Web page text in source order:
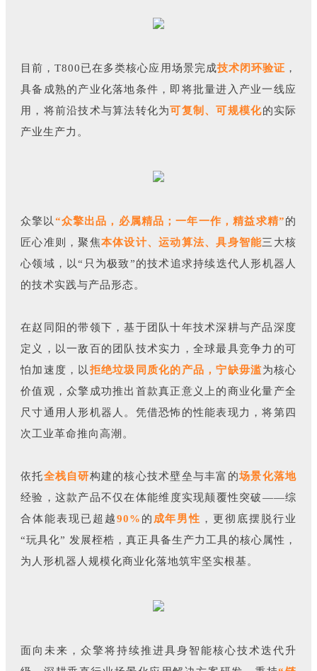
目前，T800已在多类核心应用场景完成技术闭环验证 ，
具备成熟的产业化落地条件，即将批量进入产业一线应
用，将前沿技术与算法转化为可复制、可规模化的实际
产业生产力。
众擎以“众擎出品，必属精品；一年一作，精益求精”的
匠心准则，聚焦本体设计、运动算法、具身智能三大核
心领域，以“只为极致”的技术追求持续迭代人形机器人
的技术实践与产品形态。
在赵同阳的带领下，基于团队十年技术深耕与产品深度
定义，以一敌百的团队技术实力，全球最具竞争力的可
怕加速度，以拒绝垃圾同质化的产品，宁缺毋滥为核心
价值观，众擎成功推出首款真正意义上的商业化量产全
尺寸通用人形机器人。 凭借恐怖的性能表现力，将第四
次工业革命推向高潮。
依托全栈自研构建的核心技术壁垒与丰富的场景化落地
经验，这款产品不仅在体能维度实现颠覆性突破——综
合体能表现已超越90% 的 成年男性 ，更彻底摆脱行业
“玩具化” 发展桎梏，真正具备生产力工具的核心属性，
为人形机器人规模化商业化落地筑牢坚实根基。
面向未来，众擎将持续推进具身智能核心技术迭代升